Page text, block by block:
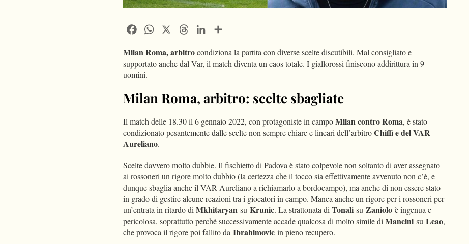
FacebookWhatsApp ThreadsLinkedIn
Milan Roma, arbitrocondiziona la partita con diverse scelte discutibili. Mal consigliato e
supportato anche dal Var, il match diventa un caos totale. I giallorossi finiscono addirittura in 9
uomini.
Milan Roma, arbitro: scelte sbagliate
Il match delle 18.30 il 6 gennaio 2022, con protagoniste in campoMilan contro Roma, è stato
condizionato pesantemente dalle scelte non sempre chiare e lineari dell’arbitroChiffi e del VAR
Aureliano.
Scelte davvero molto dubbie. Il fischietto di Padova è stato colpevole non soltanto di aver assegnato
ai rossoneri un rigore molto dubbio (la certezza che il tocco sia effettivamente avvenuto non c’è, e
dunque sbaglia anche il VAR Aureliano a richiamarlo a bordocampo), ma anche di non essere stato
in grado di gestire alcune reazioni tra i giocatori in campo. Manca anche un rigore per i rossoneri per
un’entrata in ritardo di Mkhitaryan su Krunic. La strattonata di Tonali su Zaniolo è ingenua e
pericolosa, soprattutto perché successivamente accade qualcosa di molto simile di Mancini su Leao,
che provoca il rigore poi fallito da Ibrahimovic in pieno recupero.